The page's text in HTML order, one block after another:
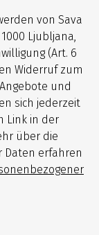
von Sava
Ljubljana,
(Art. 6
Widerruf zum
und
sich jederzeit
Link in der
über die
Daten erfahren